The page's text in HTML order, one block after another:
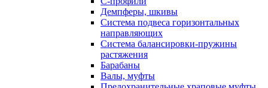
Демпферы, шкивы
Система подвеса горизонтальных
направляющих
Система балансировки-пружины
растяжения
Барабаны
Валы, муфты